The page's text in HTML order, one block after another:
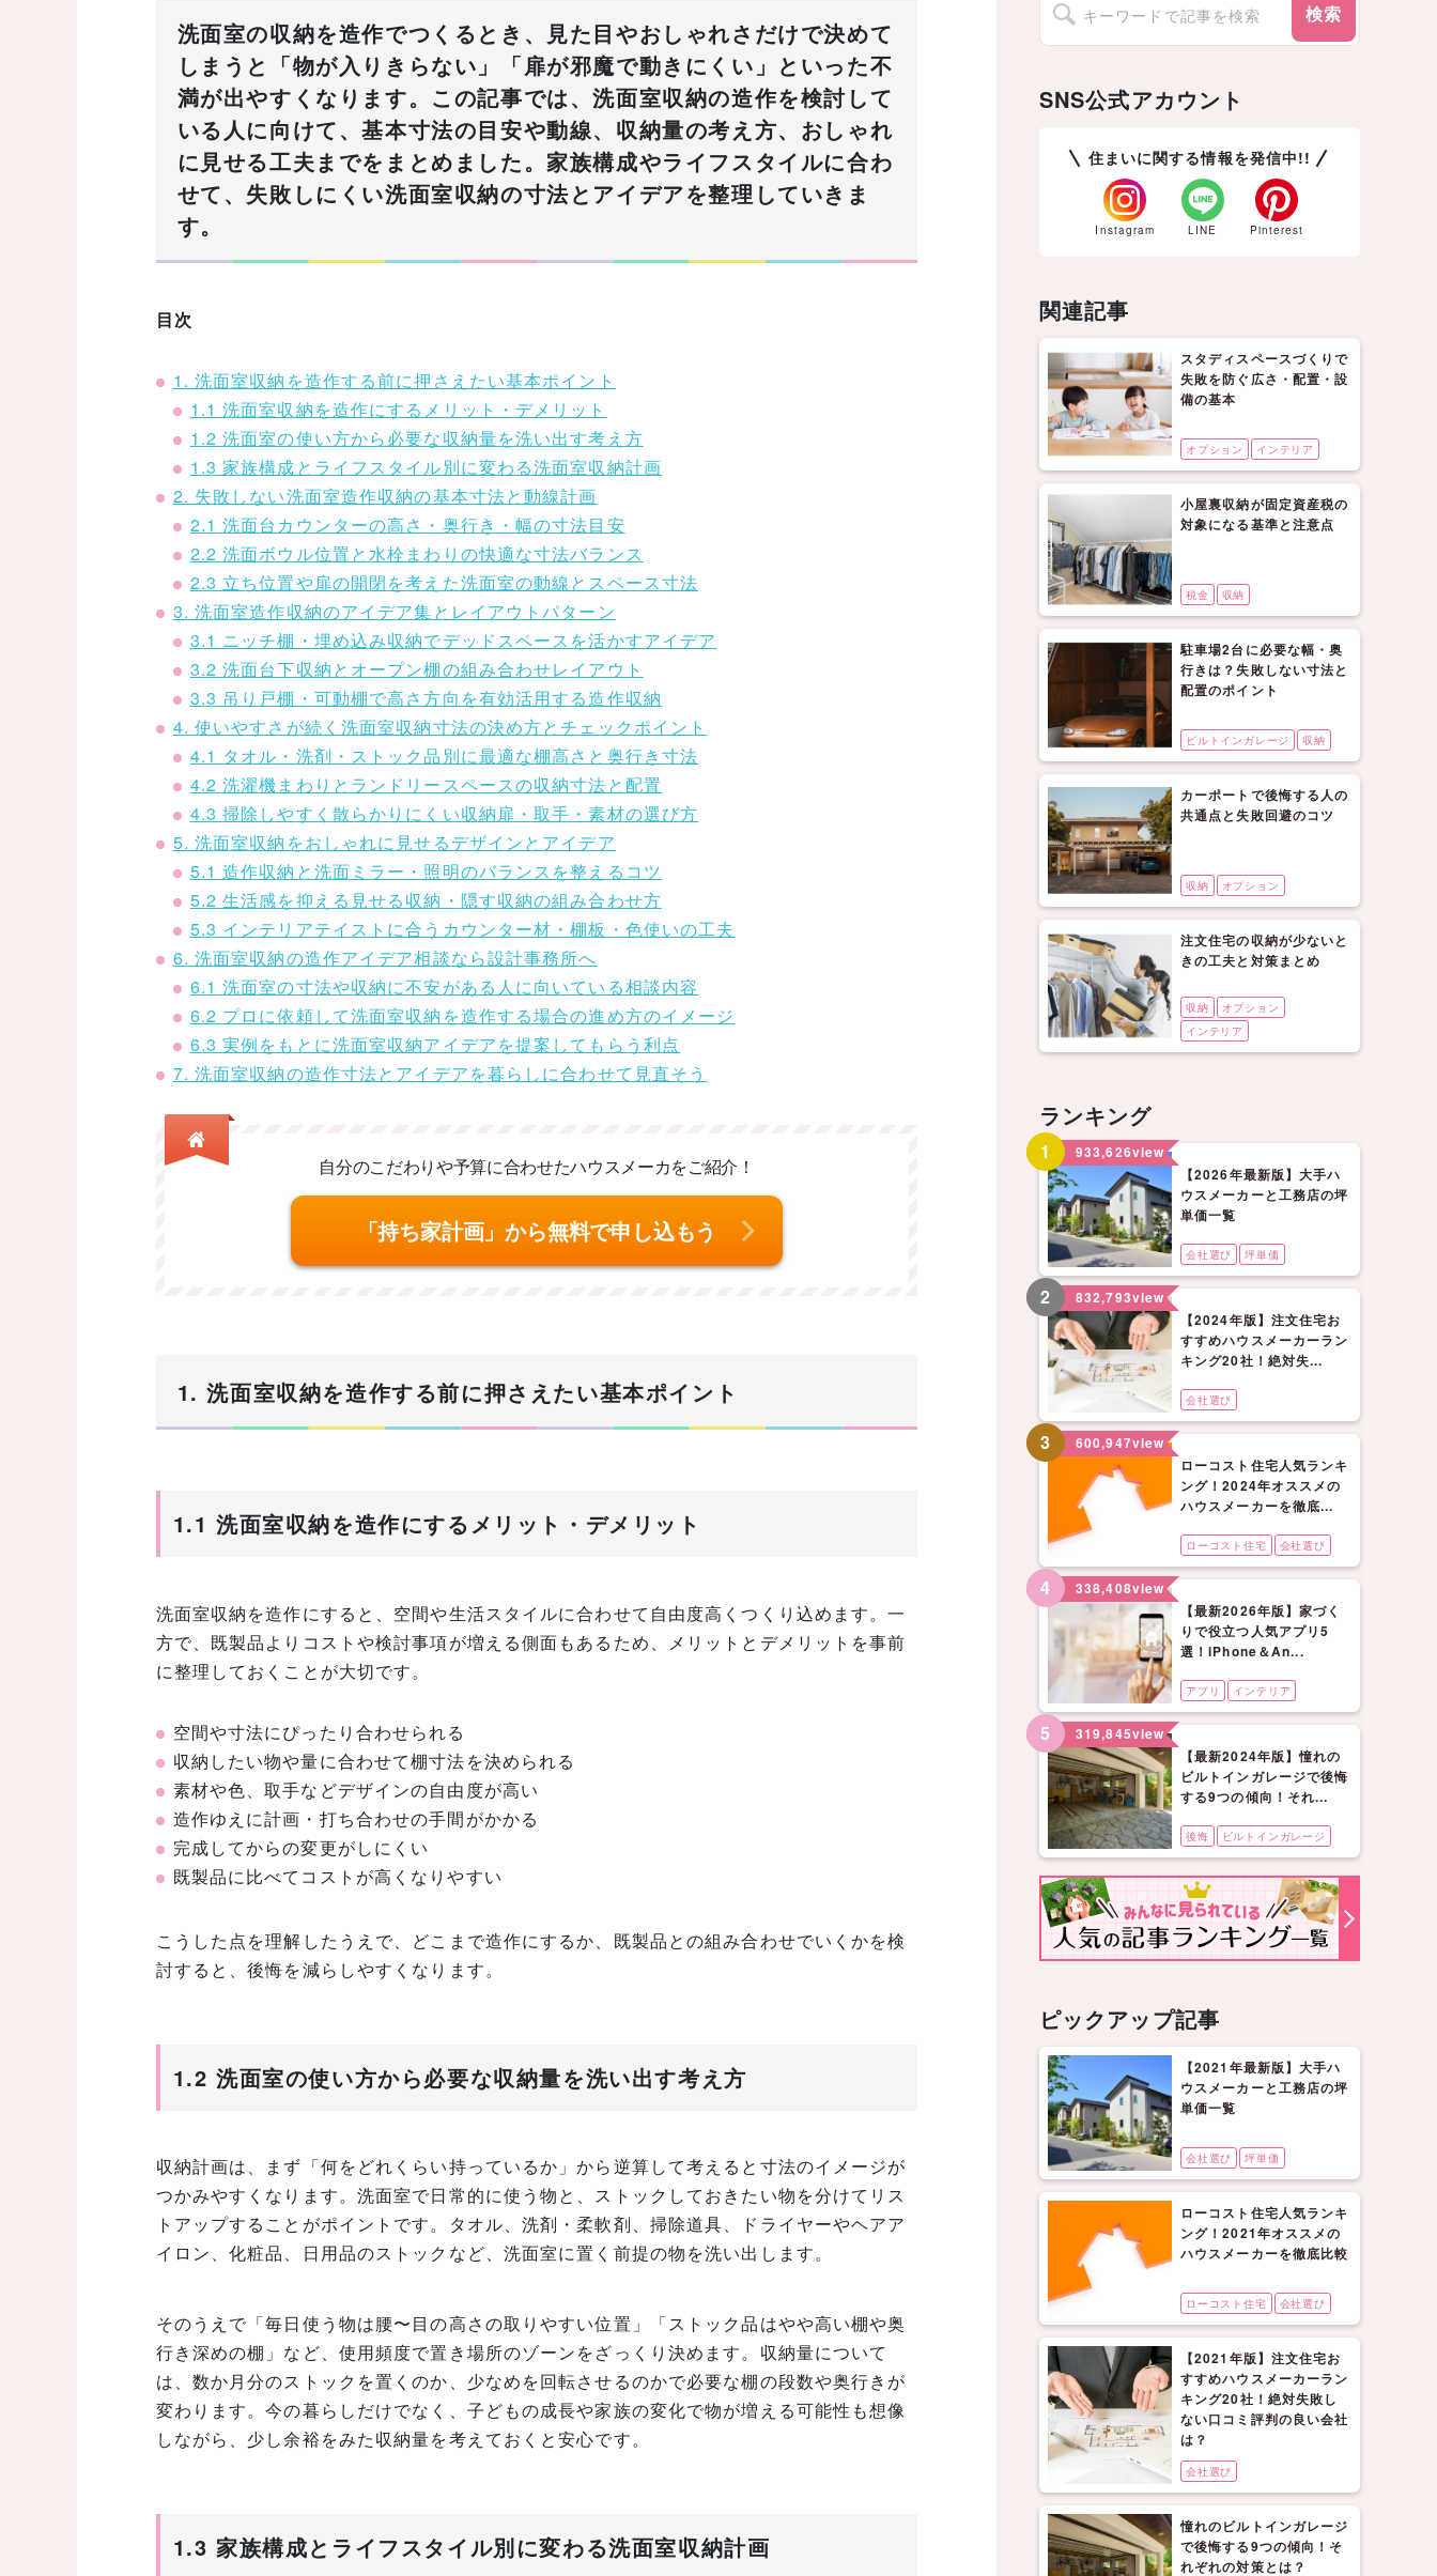
洗面室の収納を造作でつくるとき、見た目やおしゃれさだけで決めて
しまうと「物が入りきらない」「扉が邪魔で動きにくい」といった不
満が出やすくなります。この記事では、洗面室収納の造作を検討して
いる人に向けて、基本寸法の目安や動線、収納量の考え方、おしゃれ
に見せる工夫までをまとめました。家族構成やライフスタイルに合わ
せて、失敗しにくい洗面室収納の寸法とアイデアを整理していきま
す。
目次
1. 洗面室収納を造作する前に押さえたい基本ポイント
1.1 洗面室収納を造作にするメリット・デメリット
1.2 洗面室の使い方から必要な収納量を洗い出す考え方
1.3 家族構成とライフスタイル別に変わる洗面室収納計画
2. 失敗しない洗面室造作収納の基本寸法と動線計画
2.1 洗面台カウンターの高さ・奥行き・幅の寸法目安
2.2 洗面ボウル位置と水栓まわりの快適な寸法バランス
2.3 立ち位置や扉の開閉を考えた洗面室の動線とスペース寸法
3. 洗面室造作収納のアイデア集とレイアウトパターン
3.1 ニッチ棚・埋め込み収納でデッドスペースを活かすアイデア
3.2 洗面台下収納とオープン棚の組み合わせレイアウト
3.3 吊り戸棚・可動棚で高さ方向を有効活用する造作収納
4. 使いやすさが続く洗面室収納寸法の決め方とチェックポイント
4.1 タオル・洗剤・ストック品別に最適な棚高さと奥行き寸法
4.2 洗濯機まわりとランドリースペースの収納寸法と配置
4.3 掃除しやすく散らかりにくい収納扉・取手・素材の選び方
5. 洗面室収納をおしゃれに見せるデザインとアイデア
5.1 造作収納と洗面ミラー・照明のバランスを整えるコツ
5.2 生活感を抑える見せる収納・隠す収納の組み合わせ方
5.3 インテリアテイストに合うカウンター材・棚板・色使いの工夫
6. 洗面室収納の造作アイデア相談なら設計事務所へ
6.1 洗面室の寸法や収納に不安がある人に向いている相談内容
6.2 プロに依頼して洗面室収納を造作する場合の進め方のイメージ
6.3 実例をもとに洗面室収納アイデアを提案してもらう利点
7. 洗面室収納の造作寸法とアイデアを暮らしに合わせて見直そう
自分のこだわりや予算に合わせたハウスメーカをご紹介！
「持ち家計画」から無料で申し込もう
1. 洗面室収納を造作する前に押さえたい基本ポイント
1.1 洗面室収納を造作にするメリット・デメリット
洗面室収納を造作にすると、空間や生活スタイルに合わせて自由度高くつくり込めます。一
方で、既製品よりコストや検討事項が増える側面もあるため、メリットとデメリットを事前
に整理しておくことが大切です。
空間や寸法にぴったり合わせられる
収納したい物や量に合わせて棚寸法を決められる
素材や色、取手などデザインの自由度が高い
造作ゆえに計画・打ち合わせの手間がかかる
完成してからの変更がしにくい
既製品に比べてコストが高くなりやすい
こうした点を理解したうえで、どこまで造作にするか、既製品との組み合わせでいくかを検
討すると、後悔を減らしやすくなります。
1.2 洗面室の使い方から必要な収納量を洗い出す考え方
収納計画は、まず「何をどれくらい持っているか」から逆算して考えると寸法のイメージが
つかみやすくなります。洗面室で日常的に使う物と、ストックしておきたい物を分けてリス
トアップすることがポイントです。タオル、洗剤・柔軟剤、掃除道具、ドライヤーやヘアア
イロン、化粧品、日用品のストックなど、洗面室に置く前提の物を洗い出します。
そのうえで「毎日使う物は腰〜目の高さの取りやすい位置」「ストック品はやや高い棚や奥
行き深めの棚」など、使用頻度で置き場所のゾーンをざっくり決めます。収納量について
は、数か月分のストックを置くのか、少なめを回転させるのかで必要な棚の段数や奥行きが
変わります。今の暮らしだけでなく、子どもの成長や家族の変化で物が増える可能性も想像
しながら、少し余裕をみた収納量を考えておくと安心です。
1.3 家族構成とライフスタイル別に変わる洗面室収納計画
検索
SNS公式アカウント
住まいに関する情報を発信中!!
Instagram LINE Pinterest
関連記事
スタディスペースづくりで
失敗を防ぐ広さ・配置・設
備の基本
オプション インテリア
小屋裏収納が固定資産税の
対象になる基準と注意点
税金 収納
駐車場2台に必要な幅・奥
行きは？失敗しない寸法と
配置のポイント
ビルトインガレージ 収納
カーポートで後悔する人の
共通点と失敗回避のコツ
収納 オプション
注文住宅の収納が少ないと
きの工夫と対策まとめ
収納
オプション
インテリア
ランキング
1 933,626view
【2026年最新版】大手ハ
ウスメーカーと工務店の坪
単価一覧
会社選び 坪単価
2 832,793view
【2024年版】注文住宅お
すすめハウスメーカーラン
キング20社！絶対失...
会社選び
3 600,947view
ローコスト住宅人気ランキ
ング！2024年オススメの
ハウスメーカーを徹底...
ローコスト住宅 会社選び
4 338,408view
【最新2026年版】家づく
りで役立つ人気アプリ5
選！iPhone＆An...
アプリ インテリア
5 319,845view
【最新2024年版】憧れの
ビルトインガレージで後悔
する9つの傾向！それ...
後悔 ビルトインガレージ
ピックアップ記事
【2021年最新版】大手ハ
ウスメーカーと工務店の坪
単価一覧
会社選び 坪単価
ローコスト住宅人気ランキ
ング！2021年オススメの
ハウスメーカーを徹底比較
ローコスト住宅 会社選び
【2021年版】注文住宅お
すすめハウスメーカーラン
キング20社！絶対失敗し
ない口コミ評判の良い会社
は？
会社選び
憧れのビルトインガレージ
で後悔する9つの傾向！そ
れぞれの対策とは？